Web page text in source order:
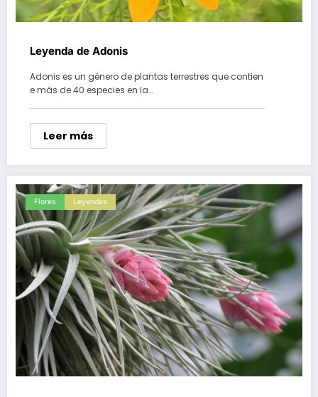
Leyenda de Adonis
Adonis es un género de plantas terrestres que contien
e más de 40 especies en la…
Leer más
Flores Leyendas